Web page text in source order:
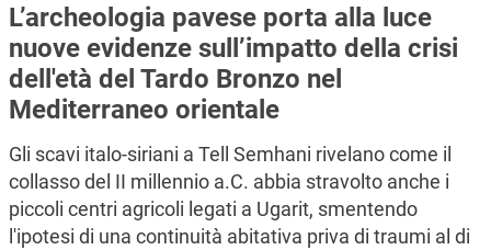
L’archeologia pavese porta alla luce
nuove evidenze sull’impatto della crisi
dell'età del Tardo Bronzo nel
Mediterraneo orientale
Gli scavi italo-siriani a Tell Semhani rivelano come il
collasso del II millennio a.C. abbia stravolto anche i
piccoli centri agricoli legati a Ugarit, smentendo
l'ipotesi di una continuità abitativa priva di traumi al di